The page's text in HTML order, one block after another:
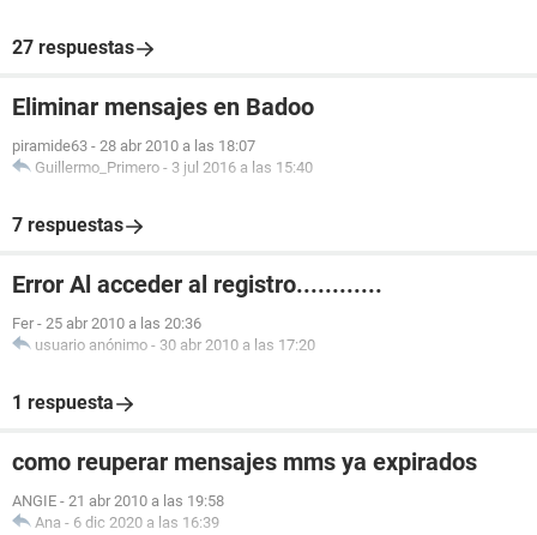
27 respuestas
Eliminar mensajes en Badoo
piramide63 - 28 abr 2010 a las 18:07
Guillermo_Primero - 3 jul 2016 a las 15:40
7 respuestas
Error Al acceder al registro............
Fer - 25 abr 2010 a las 20:36
usuario anónimo - 30 abr 2010 a las 17:20
1 respuesta
como reuperar mensajes mms ya expirados
ANGIE - 21 abr 2010 a las 19:58
Ana - 6 dic 2020 a las 16:39